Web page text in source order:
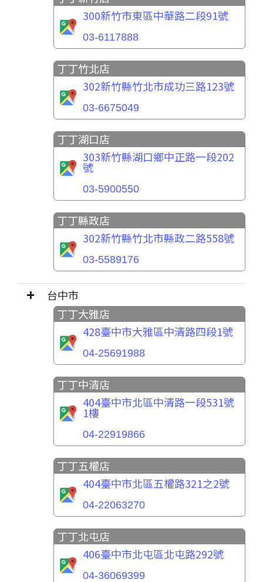
300新竹市東區中華路二段91號
03-6117888
丁丁竹北店
302新竹縣竹北市成功三路123號
03-6675049
丁丁湖口店
303新竹縣湖口鄉中正路一段202
號
03-5900550
丁丁縣政店
302新竹縣竹北市縣政二路558號
03-5589176
台中市
丁丁大雅店
428臺中市大雅區中清路四段1號
04-25691988
丁丁中清店
404臺中市北區中清路一段531號
1樓
04-22919866
丁丁五權店
404臺中市北區五權路321之2號
04-22063270
丁丁北屯店
406臺中市北屯區北屯路292號
04-36069399